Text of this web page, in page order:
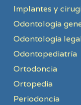
Implantes y
Odontología
Odontología
Odontopediatría
Ortodoncia
Ortopedia
Periodoncia